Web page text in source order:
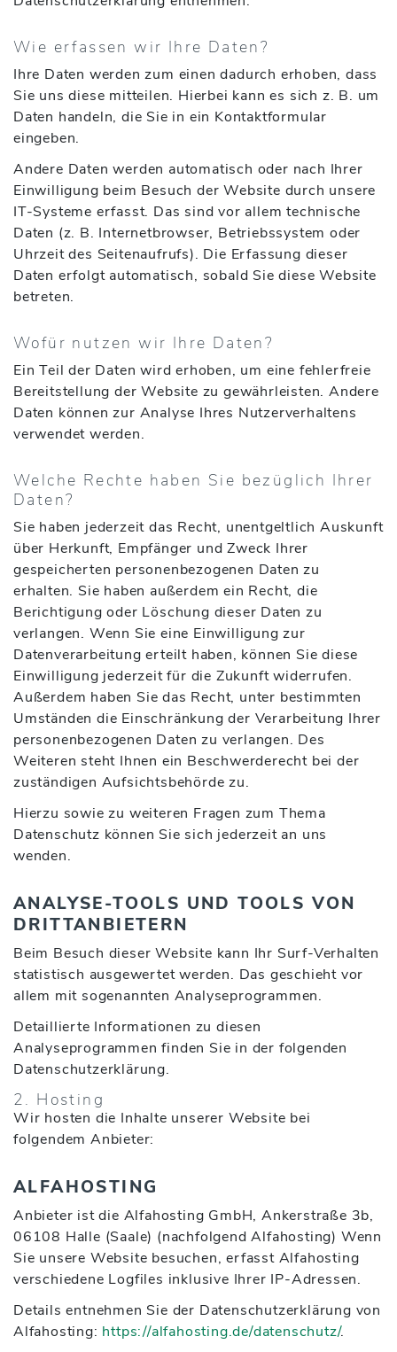
Wie erfassen wir Ihre Daten?
Ihre Daten werden zum einen dadurch erhoben, dass
Sie uns diese mitteilen. Hierbei kann es sich z. B. um
Daten handeln, die Sie in ein Kontaktformular
eingeben.
Andere Daten werden automatisch oder nach Ihrer
Einwilligung beim Besuch der Website durch unsere
IT-Systeme erfasst. Das sind vor allem technische
Daten (z. B. Internetbrowser, Betriebssystem oder
Uhrzeit des Seitenaufrufs). Die Erfassung dieser
Daten erfolgt automatisch, sobald Sie diese Website
betreten.
Wofür nutzen wir Ihre Daten?
Ein Teil der Daten wird erhoben, um eine fehlerfreie
Bereitstellung der Website zu gewährleisten. Andere
Daten können zur Analyse Ihres Nutzerverhaltens
verwendet werden.
Welche Rechte haben Sie bezüglich Ihrer
Daten?
Sie haben jederzeit das Recht, unentgeltlich Auskunft
über Herkunft, Empfänger und Zweck Ihrer
gespeicherten personenbezogenen Daten zu
erhalten. Sie haben außerdem ein Recht, die
Berichtigung oder Löschung dieser Daten zu
verlangen. Wenn Sie eine Einwilligung zur
Datenverarbeitung erteilt haben, können Sie diese
Einwilligung jederzeit für die Zukunft widerrufen.
Außerdem haben Sie das Recht, unter bestimmten
Umständen die Einschränkung der Verarbeitung Ihrer
personenbezogenen Daten zu verlangen. Des
Weiteren steht Ihnen ein Beschwerderecht bei der
zuständigen Aufsichtsbehörde zu.
Hierzu sowie zu weiteren Fragen zum Thema
Datenschutz können Sie sich jederzeit an uns
wenden.
ANALYSE-TOOLS UND TOOLS VON
DRITT­ANBIETERN
Beim Besuch dieser Website kann Ihr Surf-Verhalten
statistisch ausgewertet werden. Das geschieht vor
allem mit sogenannten Analyseprogrammen.
Detaillierte Informationen zu diesen
Analyseprogrammen finden Sie in der folgenden
Datenschutzerklärung.
2. Hosting
Wir hosten die Inhalte unserer Website bei
folgendem Anbieter:
ALFAHOSTING
Anbieter ist die Alfahosting GmbH, Ankerstraße 3b,
06108 Halle (Saale) (nachfolgend Alfahosting) Wenn
Sie unsere Website besuchen, erfasst Alfahosting
verschiedene Logfiles inklusive Ihrer IP-Adressen.
Details entnehmen Sie der Datenschutzerklärung von
Alfahosting: https://alfahosting.de/datenschutz/.